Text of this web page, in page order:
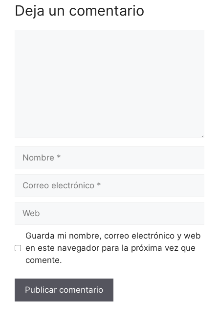
Deja un comentario
electrónico
Guarda mi nombre, correo electrónico y web
en este navegador para la próxima vez que
comente.